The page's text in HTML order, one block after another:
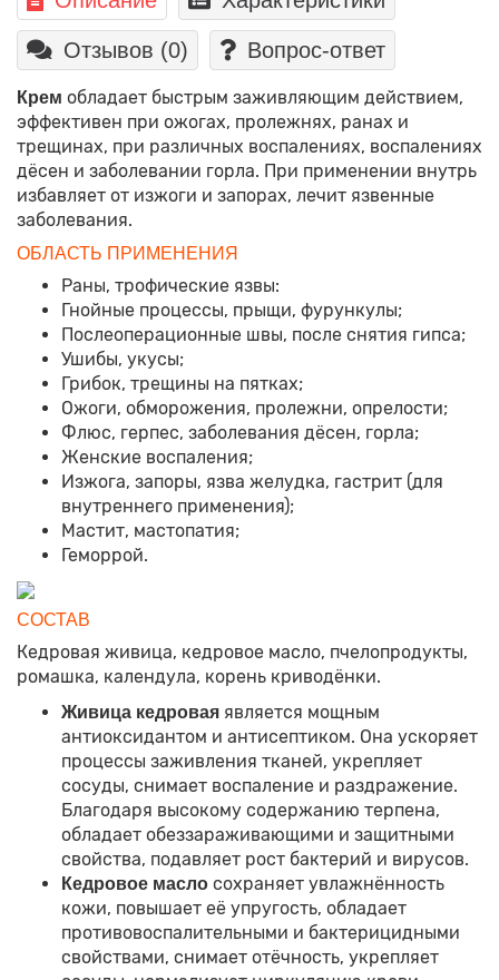
Отзывов (0) Вопрос-ответ
Крем обладает быстрым заживляющим действием,
эффективен при ожогах, пролежнях, ранах и
трещинах, при различных воспалениях, воспалениях
дёсен и заболевании горла. При применении внутрь
избавляет от изжоги и запорах, лечит язвенные
заболевания.
ОБЛАСТЬ ПРИМЕНЕНИЯ
Раны, трофические язвы:
Гнойные процессы, прыщи, фурункулы;
Послеоперационные швы, после снятия гипса;
Ушибы, укусы;
Грибок, трещины на пятках;
Ожоги, обморожения, пролежни, опрелости;
Флюс, герпес, заболевания дёсен, горла;
Женские воспаления;
Изжога, запоры, язва желудка, гастрит (для
внутреннего применения);
Мастит, мастопатия;
Геморрой.
СОСТАВ
Кедровая живица, кедровое масло, пчелопродукты,
ромашка, календула, корень криводёнки.
Живица кедровая является мощным
антиоксидантом и антисептиком. Она ускоряет
процессы заживления тканей, укрепляет
сосуды, снимает воспаление и раздражение.
Благодаря высокому содержанию терпена,
обладает обеззараживающими и защитными
свойства, подавляет рост бактерий и вирусов.
Кедровое масло сохраняет увлажнённость
кожи, повышает её упругость, обладает
противовоспалительными и бактерицидными
свойствами, снимает отёчность, укрепляет